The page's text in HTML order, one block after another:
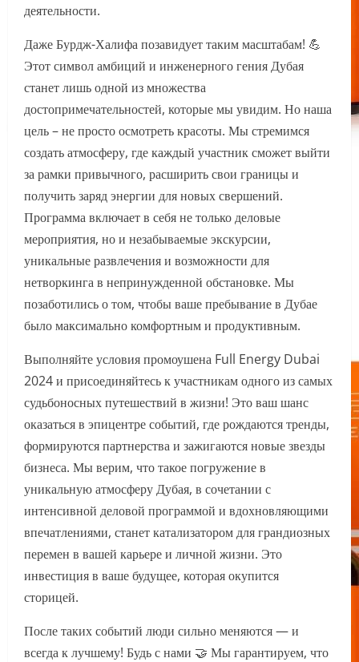
деятельности.
Даже Бурдж-Халифа позавидует таким масштабам! 💪
Этот символ амбиций и инженерного гения Дубая
станет лишь одной из множества
достопримечательностей, которые мы увидим. Но наша
цель – не просто осмотреть красоты. Мы стремимся
создать атмосферу, где каждый участник сможет выйти
за рамки привычного, расширить свои границы и
получить заряд энергии для новых свершений.
Программа включает в себя не только деловые
мероприятия, но и незабываемые экскурсии,
уникальные развлечения и возможности для
нетворкинга в непринужденной обстановке. Мы
позаботились о том, чтобы ваше пребывание в Дубае
было максимально комфортным и продуктивным.
Выполняйте условия промоушена Full Energy Dubai
2024 и присоединяйтесь к участникам одного из самых
судьбоносных путешествий в жизни! Это ваш шанс
оказаться в эпицентре событий, где рождаются тренды,
формируются партнерства и зажигаются новые звезды
бизнеса. Мы верим, что такое погружение в
уникальную атмосферу Дубая, в сочетании с
интенсивной деловой программой и вдохновляющими
впечатлениями, станет катализатором для грандиозных
перемен в вашей карьере и личной жизни. Это
инвестиция в ваше будущее, которая окупится
сторицей.
После таких событий люди сильно меняются — и
всегда к лучшему! Будь с нами 🤝 Мы гарантируем, что